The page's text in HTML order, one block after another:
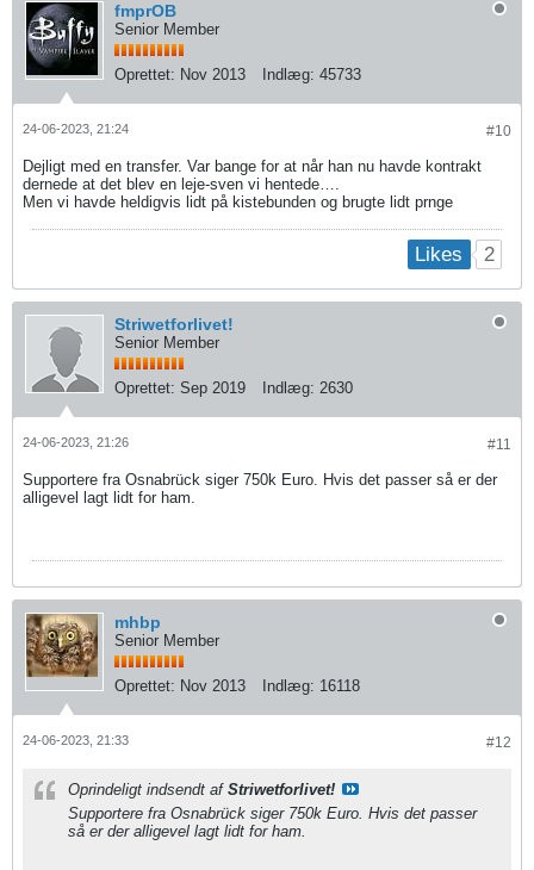
fmprOB
Senior Member
Oprettet: Nov 2013 Indlæg: 45733
#10
24-06-2023, 21:24
Dejligt med en transfer. Var bange for at når han nu havde kontrakt
dernede at det blev en leje-sven vi hentede….
Men vi havde heldigvis lidt på kistebunden og brugte lidt prnge
Likes 2
Striwetforlivet!
Senior Member
Oprettet: Sep 2019 Indlæg: 2630
#11
24-06-2023, 21:26
Supportere fra Osnabrück siger 750k Euro. Hvis det passer så er der
alligevel lagt lidt for ham.
mhbp
Senior Member
Oprettet: Nov 2013 Indlæg: 16118
#12
24-06-2023, 21:33
Oprindeligt indsendt af Striwetforlivet!
Supportere fra Osnabrück siger 750k Euro. Hvis det passer
så er der alligevel lagt lidt for ham.